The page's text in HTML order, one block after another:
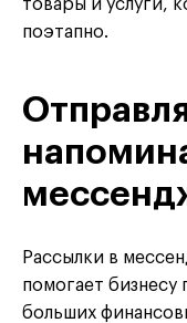
товары и услуги,
поэтапно.
Рассылки в
помогает бизнесу
больших